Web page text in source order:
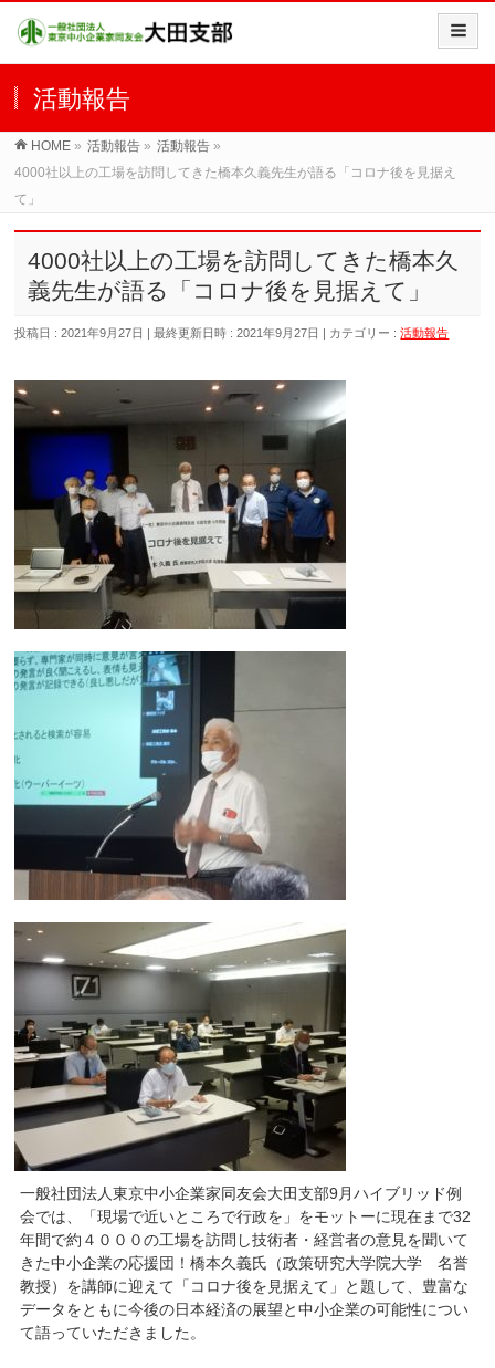
活動報告
HOME » 活動報告 » 活動報告 »
4000社以上の工場を訪問してきた橋本久義先生が語る「コロナ後を見据え
て」
4000社以上の工場を訪問してきた橋本久
義先生が語る「コロナ後を見据えて」
投稿日 : 2021年9月27日 最終更新日時 : 2021年9月27日 カテゴリー :活動報告
一般社団法人東京中小企業家同友会大田支部9月ハイブリッド例
会では、「現場で近いところで行政を」をモットーに現在まで32
年間で約４０００の工場を訪問し技術者・経営者の意見を聞いて
きた中小企業の応援団！橋本久義氏（政策研究大学院大学 名誉
教授）を講師に迎えて「コロナ後を見据えて」と題して、豊富な
データをともに今後の日本経済の展望と中小企業の可能性につい
て語っていただきました。